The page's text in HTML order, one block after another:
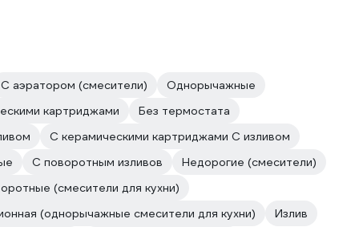
С аэратором (смесители)
Однорычажные
картриджами
Без термостата
С керамическими картриджами С изливом
С поворотным изливов
Недорогие (смесители)
(смесители для кухни)
(однорычажные смесители для кухни)
Излив